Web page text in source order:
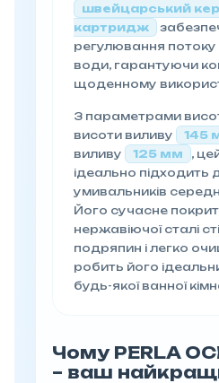
швейцарський
картридж
регулювання
води, гарантуючи
щоденному
З параметрами
висоти виливу
145
виливу
125 мм
,
ідеально підходить
умивальників
Його сучасне
нержавіючої сталі
подряпин і легко
робить його
будь-якої ванної
Чому PERLA
– ваш